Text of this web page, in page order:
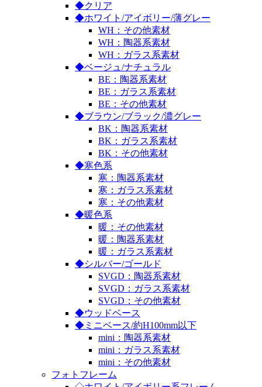
◆クリア
◆ホワイト/アイボリー/薄グレー
WH：その他素材
WH：陶器系素材
WH：ガラス系素材
◆ベージュ/ナチュラル
BE：陶器系素材
BE：ガラス系素材
BE：その他素材
◆ブラウン/ブラック/濃グレー
BK：陶器系素材
BK：ガラス系素材
BK：その他素材
◆寒色系
寒：陶器系素材
寒：ガラス系素材
寒：その他素材
◆暖色系
暖：その他素材
暖：陶器系素材
暖：ガラス系素材
◆シルバー/ゴールド
SVGD：陶器系素材
SVGD：ガラス系素材
SVGD：その他素材
◆ウッドベース
◆ミニベース/約H100mm以下
mini：陶器系素材
mini：ガラス系素材
mini：その他素材
フォトフレーム